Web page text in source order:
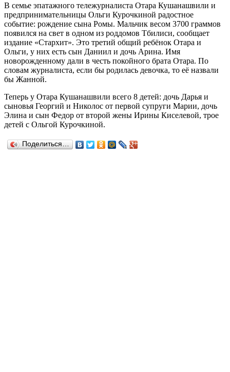
В семье эпатажного тележурналиста Отара Кушанашвили и
предпринимательницы Ольги Курочкиной радостное
событие: рождение сына Ромы. Мальчик весом 3700 граммов
появился на свет в одном из роддомов Тбилиси, сообщает
издание «Стархит». Это третий общий ребёнок Отара и
Ольги, у них есть сын Даниил и дочь Арина. Имя
новорожденному дали в честь покойного брата Отара. По
словам журналиста, если бы родилась девочка, то её назвали
бы Жанной.
Теперь у Отара Кушанашвили всего 8 детей: дочь Дарья и
сыновья Георгий и Николос от первой супруги Марии, дочь
Элина и сын Федор от второй жены Ирины Киселевой, трое
детей с Ольгой Курочкиной.
Поделиться…